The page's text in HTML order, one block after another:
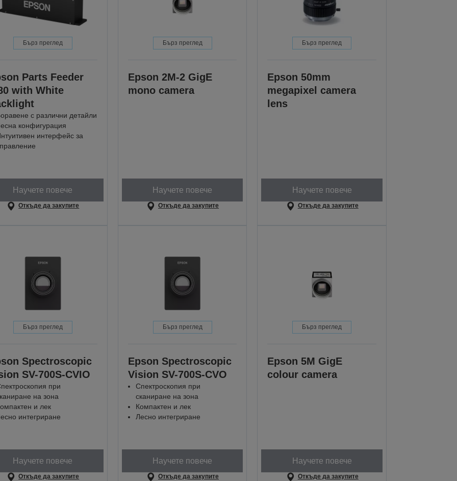
Бърз преглед
Parts Feeder
with White
с различни детайли
конфигурация
интерфейс за
Научете повече
Откъде да закупите
Бърз преглед
Epson 2M-2 GigE
mono camera
Научете повече
Откъде да закупите
Бърз преглед
Epson 50mm
megapixel camera
lens
Научете повече
Откъде да закупите
Бърз преглед
Spectroscopic
SV-700S-CVIO
при
на зона
и лек
интегриране
Научете повече
Откъде да закупите
Бърз преглед
Epson Spectroscopic
Vision SV-700S-CVO
Спектроскопия при
сканиране на зона
Компактен и лек
Лесно интегриране
Научете повече
Откъде да закупите
Бърз преглед
Epson 5M GigE
colour camera
Научете повече
Откъде да закупите